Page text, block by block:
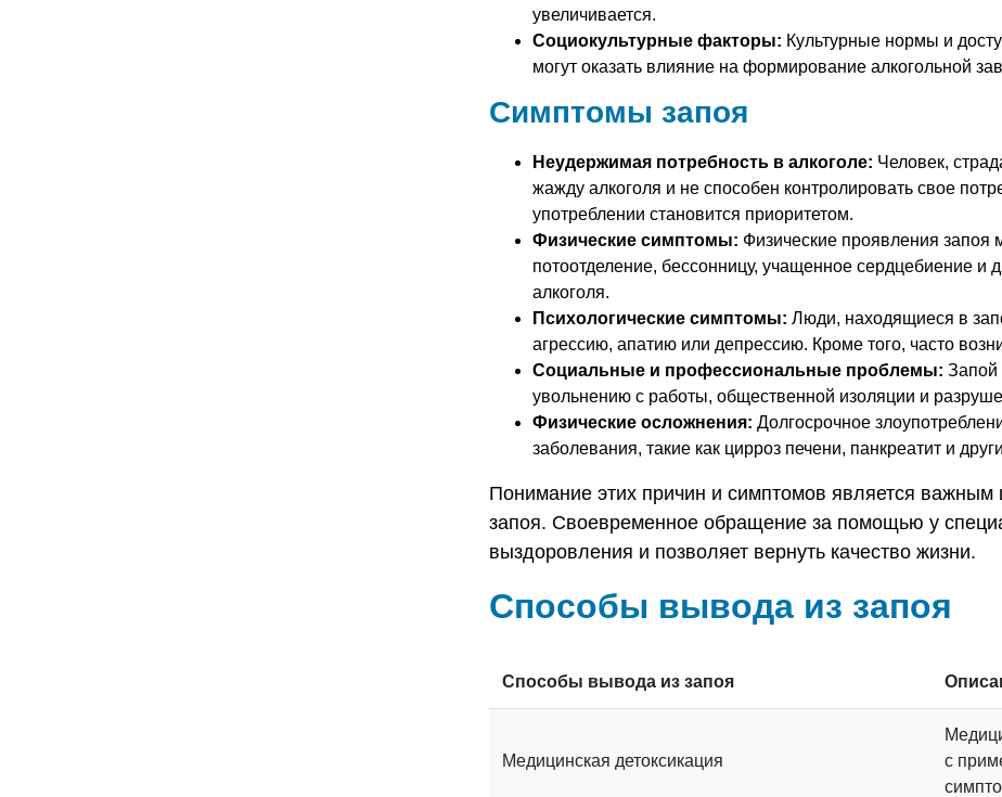
увеличивается.
Социокультурные факторы: Культурные нормы и
могут оказать влияние на формирование алкогольной
Симптомы запоя
Неудержимая потребность в алкоголе: Человек,
жажду алкоголя и не способен контролировать свое
употреблении становится приоритетом.
Физические симптомы: Физические проявления запоя
потоотделение, бессонницу, учащенное сердцебиение и
алкоголя.
Психологические симптомы: Люди, находящиеся в
агрессию, апатию или депрессию. Кроме того, часто
Социальные и профессиональные проблемы: Запой
увольнению с работы, общественной изоляции и
Физические осложнения: Долгосрочное
заболевания, такие как цирроз печени, панкреатит и
Понимание этих причин и симптомов является важным
запоя. Своевременное обращение за помощью у
выздоровления и позволяет вернуть качество жизни.
Способы вывода из запоя
Способы вывода из запоя
Медицинская детоксикация
с